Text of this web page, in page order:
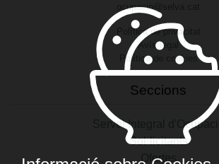
ocupacio@selva.cat
Política de privacitat
Avís legal
Política de cookies
Seccions
Servei Integral d'Ocupació
Sol·licitants
Ofertes